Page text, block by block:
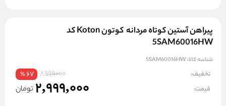
پیراهن آستین کوتاه مردانه کوتون Koton کد
5SAM60016HW
شناسه کالا: 5SAM60016HW
تخفیف: 8999000
67
%
قیمت: 2,999,000 تومان